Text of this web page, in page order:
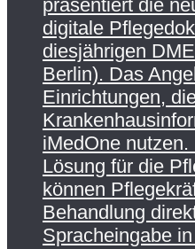
präsentiert die
digitale
diesjährigen
Berlin). Das
Einrichtungen,
iMedOne
Lösung für die
können
Behandlung
Spracheingabe